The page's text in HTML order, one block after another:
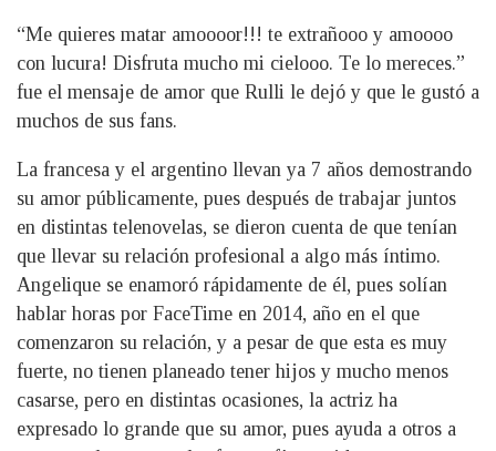
“Me quieres matar amoooor!!! te extrañooo y amoooo
con lucura! Disfruta mucho mi cielooo. Te lo mereces.”
fue el mensaje de amor que Rulli le dejó y que le gustó a
muchos de sus fans.
La francesa y el argentino llevan ya 7 años demostrando
su amor públicamente, pues después de trabajar juntos
en distintas telenovelas, se dieron cuenta de que tenían
que llevar su relación profesional a algo más íntimo.
Angelique se enamoró rápidamente de él, pues solían
hablar horas por FaceTime en 2014, año en el que
comenzaron su relación, y a pesar de que esta es muy
fuerte, no tienen planeado tener hijos y mucho menos
casarse, pero en distintas ocasiones, la actriz ha
expresado lo grande que su amor, pues ayuda a otros a